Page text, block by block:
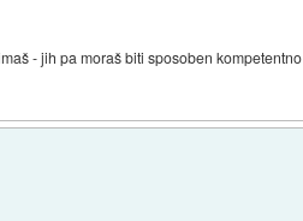
- jih pa moraš biti sposoben kompetentno